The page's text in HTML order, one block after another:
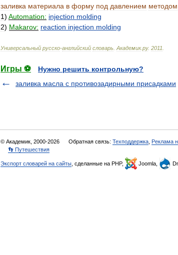
заливка материала в форму под давлением методом
1) Automation: injection molding
2) Makarov: reaction injection molding
Универсальный русско-английский словарь Академик.ру. 2011
Игры ⚽
Нужно решить контрольную?
заливка масла с противозадирными присадками
© Академик, 2000-2026 Обратная связь: Техподдержка Реклама
👣 Путешествия
Экспорт словарей на сайты , сделанные на PHP, Joomla,